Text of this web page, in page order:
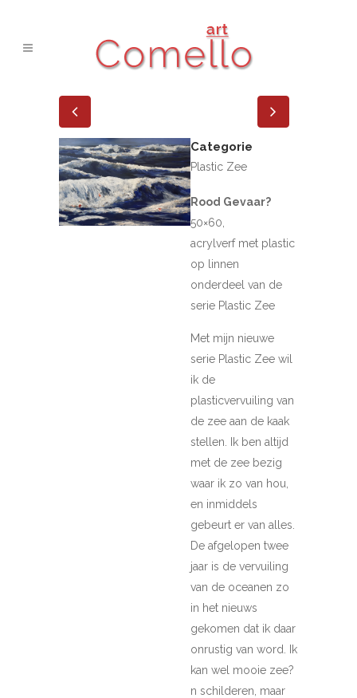
Categorie
Plastic Zee
Rood Gevaar?
50×60,
acrylverf met plastic
op linnen
onderdeel van de
serie Plastic Zee
Met mijn nieuwe
serie Plastic Zee wil
ik de
plasticvervuiling van
de zee aan de kaak
stellen. Ik ben altijd
met de zee bezig
waar ik zo van hou,
en inmiddels
gebeurt er van alles.
De afgelopen twee
jaar is de vervuiling
van de oceanen zo
in het nieuws
gekomen dat ik daar
onrustig van word. Ik
kan wel mooie zee?
n schilderen, maar